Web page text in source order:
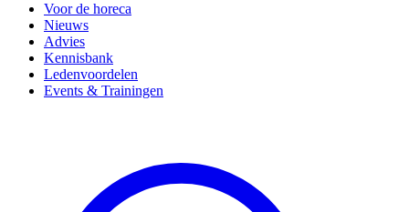
Voor de horeca
Nieuws
Advies
Kennisbank
Ledenvoordelen
Events & Trainingen